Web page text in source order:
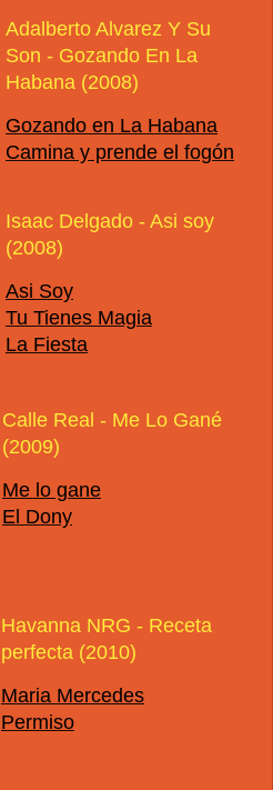
Adalberto Alvarez Y Su
Son - Gozando En La
Habana (2008)
Gozando en La Habana
Camina y prende el fogón
Isaac Delgado - Asi soy
(2008)
Asi Soy
Tu Tienes Magia
La Fiesta
Calle Real - Me Lo Gané
(2009)
Me lo gane
El Dony
Havanna NRG - Receta
perfecta (2010)
Maria Mercedes
Permiso